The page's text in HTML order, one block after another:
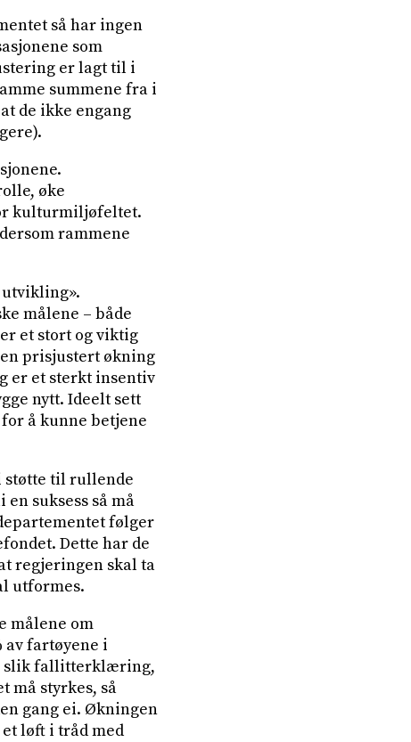
så har ingen
som
er lagt til i
summene fra i
de ikke engang
øke
kulturmiljøfeltet.
rammene
målene – både
et stort og viktig
prisjustert økning
er et sterkt insentiv
nytt. Ideelt sett
å kunne betjene
støtte til rullende
suksess så må
følger
Dette har de
regjeringen skal ta
utformes.
målene om
av fartøyene i
slik fallitterklæring,
må styrkes, så
gang ei. Økningen
løft i tråd med